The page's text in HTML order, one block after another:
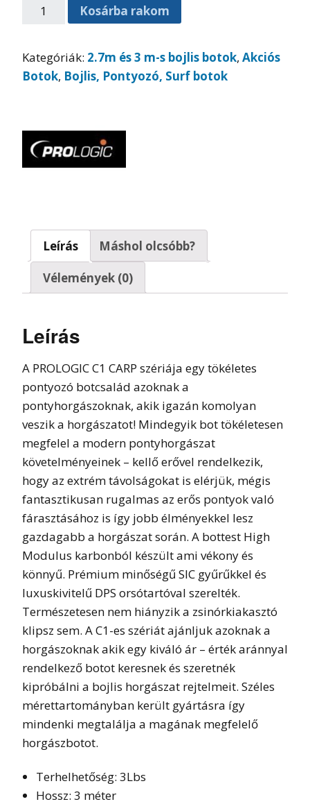
Kosárba rakom
Kategóriák: 2.7m és 3 m-s bojlis botok, Akciós
Botok, Bojlis, Pontyozó, Surf botok
Leírás
Máshol olcsóbb?
Vélemények (0)
Leírás
A PROLOGIC C1 CARP szériája egy tökéletes
pontyozó botcsalád azoknak a
pontyhorgászoknak, akik igazán komolyan
veszik a horgászatot! Mindegyik bot tökéletesen
megfelel a modern pontyhorgászat
követelményeinek – kellő erővel rendelkezik,
hogy az extrém távolságokat is elérjük, mégis
fantasztikusan rugalmas az erős pontyok való
fárasztásához is így jobb élményekkel lesz
gazdagabb a horgászat során. A bottest High
Modulus karbonból készült ami vékony és
könnyű. Prémium minőségű SIC gyűrűkkel és
luxuskivitelű DPS orsótartóval szerelték.
Természetesen nem hiányzik a zsinórkiakasztó
klipsz sem. A C1-es szériát ajánljuk azoknak a
horgászoknak akik egy kiváló ár – érték aránnyal
rendelkező botot keresnek és szeretnék
kipróbálni a bojlis horgászat rejtelmeit. Széles
mérettartományban került gyártásra így
mindenki megtalálja a magának megfelelő
horgászbotot.
Terhelhetőség: 3Lbs
Hossz: 3 méter